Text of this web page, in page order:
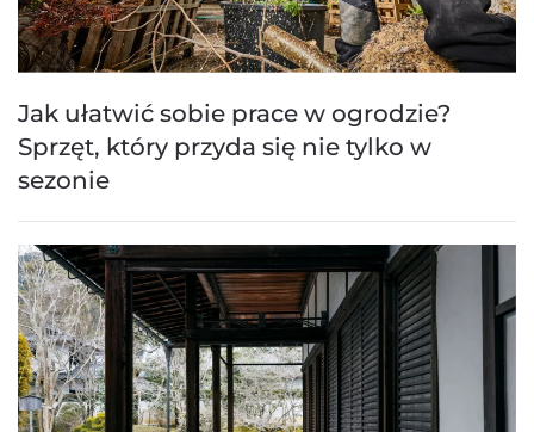
Jak ułatwić sobie prace w ogrodzie?
Sprzęt, który przyda się nie tylko w
sezonie